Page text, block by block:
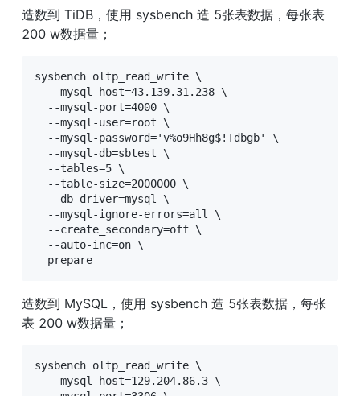
造数到 TiDB，使用 sysbench 造 5张表数据，每张表
200 w数据量；
sysbench oltp_read_write \
  --mysql-host=43.139.31.238 \
  --mysql-port=4000 \
  --mysql-user=root \
  --mysql-password='v%o9Hh8g$!Tdbgb' \
  --mysql-db=sbtest \
  --tables=5 \
  --table-size=2000000 \
  --db-driver=mysql \
  --mysql-ignore-errors=all \
  --create_secondary=off \
  --auto-inc=on \
  prepare
造数到 MySQL，使用 sysbench 造 5张表数据，每张
表 200 w数据量；
sysbench oltp_read_write \
  --mysql-host=129.204.86.3 \